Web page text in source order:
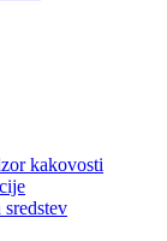
kakovosti